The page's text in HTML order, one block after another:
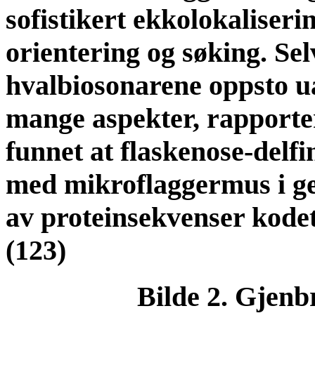
sofistikert
orientering og søking.
hvalbiosonarene oppsto
mange aspekter,
funnet at flaskenose-
med mikroflaggermus i
av proteinsekvenser
(123)
Bilde 2.